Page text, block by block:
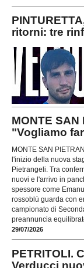
ritorni: tre
MONTE
"Vogliamo
MONTE SAN
l'inizio della nuova
Pietrangeli. Tra
nuovi e l'arrivo in
spessore come
rossoblù guarda con
campionato di
preannuncia
29/07/2026
PETRITOLI.
Verducci